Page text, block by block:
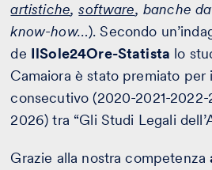
artistiche,software, banche
know-how…). Secondo
de IlSole24Ore-Statista lo
Camaiora è stato premiato per
consecutivo (2020-2021-
2026) tra “Gli Studi Legali
Grazie alla nostra competenza